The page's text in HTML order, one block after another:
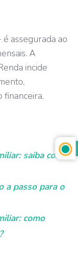
assegurada ao
A
incide
financeira.
saiba como
a passo para o
como